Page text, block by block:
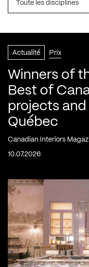
Toute les disciplines
Actualité Prix
Winners of
Best of
projects
Québec
Canadian Interiors
10.07.2026